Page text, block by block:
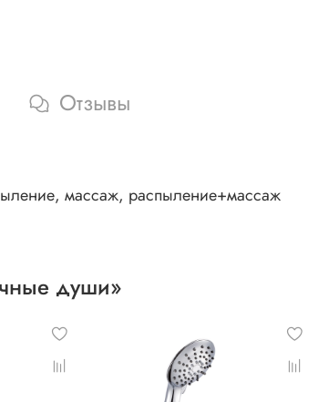
Отзывы
массаж, распыление+массаж
души»